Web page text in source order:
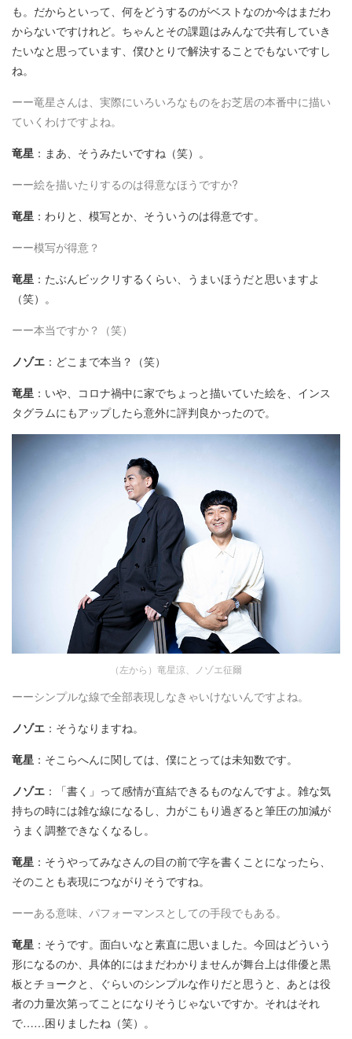
も。だからといって、何をどうするのがベストなのか今はまだわ
からないですけれど。ちゃんとその課題はみんなで共有していき
たいなと思っています、僕ひとりで解決することでもないですし
ね。
ーー竜星さんは、実際にいろいろなものをお芝居の本番中に描い
ていくわけですよね。
竜星 ：まあ、そうみたいですね（笑）。
ーー絵を描いたりするのは得意なほうですか?
竜星 ：わりと、模写とか、そういうのは得意です。
ーー模写が得意？
竜星 ：たぶんビックリするくらい、うまいほうだと思いますよ
（笑）。
ーー本当ですか？（笑）
ノゾエ ：どこまで本当？（笑）
竜星 ：いや、コロナ禍中に家でちょっと描いていた絵を、インス
タグラムにもアップしたら意外に評判良かったので。
（左から）竜星涼、ノゾエ征爾
ーーシンプルな線で全部表現しなきゃいけないんですよね。
ノゾエ ：そうなりますね。
竜星 ：そこらへんに関しては、僕にとっては未知数です。
ノゾエ ：「書く」って感情が直結できるものなんですよ。雑な気
持ちの時には雑な線になるし、力がこもり過ぎると筆圧の加減が
うまく調整できなくなるし。
竜星 ：そうやってみなさんの目の前で字を書くことになったら、
そのことも表現につながりそうですね。
ーーある意味、パフォーマンスとしての手段でもある。
竜星 ：そうです。面白いなと素直に思いました。今回はどういう
形になるのか、具体的にはまだわかりませんが舞台上は俳優と黒
板とチョークと、ぐらいのシンプルな作りだと思うと、あとは役
者の力量次第ってことになりそうじゃないですか。それはそれ
で……困りましたね（笑）。